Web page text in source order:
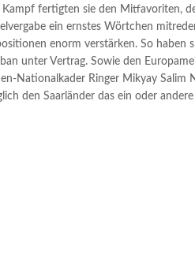
Kampf fertigten sie den Mitfavoriten,
ein ernstes Wörtchen
enorm verstärken. So haben
unter Vertrag. Sowie den
Nationalkader Ringer Mikyay Salim
den Saarländer das ein oder